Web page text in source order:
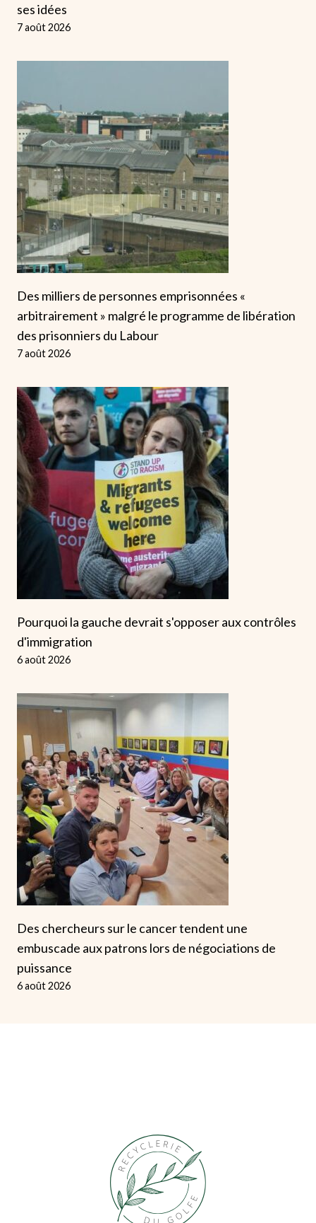
ses idées
7 août 2026
Des milliers de personnes emprisonnées «
arbitrairement » malgré le programme de libération
des prisonniers du Labour
7 août 2026
Pourquoi la gauche devrait s'opposer aux contrôles
d'immigration
6 août 2026
Des chercheurs sur le cancer tendent une
embuscade aux patrons lors de négociations de
puissance
6 août 2026